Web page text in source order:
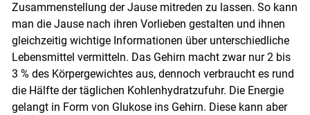
Zusammenstellung der Jause mitreden zu lassen. So kann
man die Jause nach ihren Vorlieben gestalten und ihnen
gleichzeitig wichtige Informationen über unterschiedliche
Lebensmittel vermitteln. Das Gehirn macht zwar nur 2 bis
3 % des Körpergewichtes aus, dennoch verbraucht es rund
die Hälfte der täglichen Kohlenhydratzufuhr. Die Energie
gelangt in Form von Glukose ins Gehirn. Diese kann aber